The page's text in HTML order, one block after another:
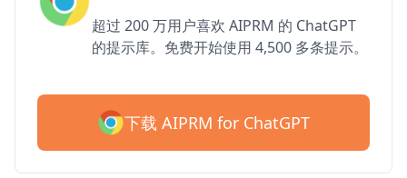
超过 200 万用户喜欢 AIPRM 的 ChatGPT
的提示库。免费开始使用 4,500 多条提示。
下载 AIPRM for ChatGPT